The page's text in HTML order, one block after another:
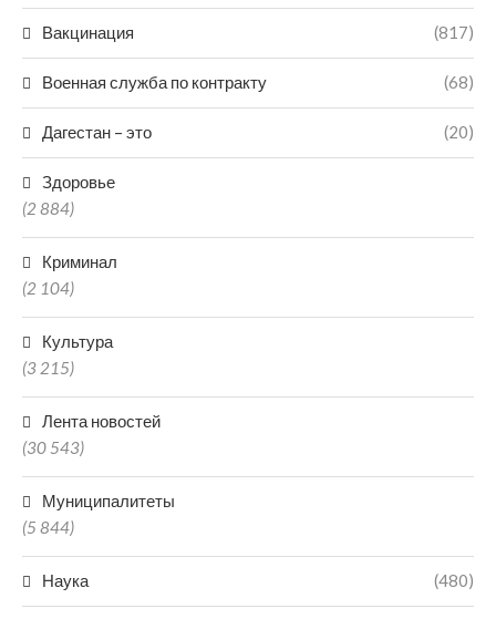
Вакцинация (817)
Военная служба по контракту (68)
Дагестан – это (20)
Здоровье
(2 884)
Криминал
(2 104)
Культура
(3 215)
Лента новостей
(30 543)
Муниципалитеты
(5 844)
Наука (480)